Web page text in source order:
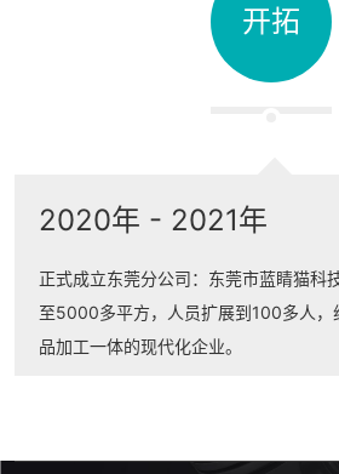
开拓
2020年 - 2021年
正式成立东莞分公司：东莞市蓝睛猫科
至5000多平方，人员扩展到100多人，
品加工一体的现代化企业。